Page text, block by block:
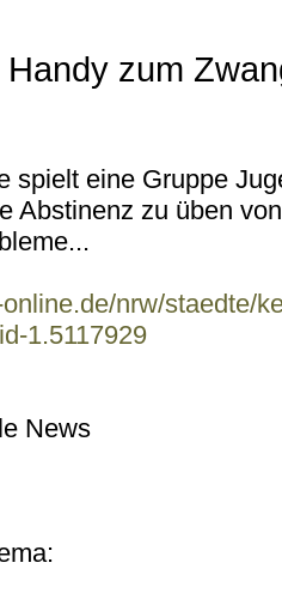
zum
spielt eine Gruppe
Abstinenz zu üben
nrw/staedte/
1.5117929
News